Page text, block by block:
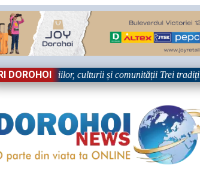
DOROHOI
tradițiilor, culturii și comunității Trei tradiții. Un